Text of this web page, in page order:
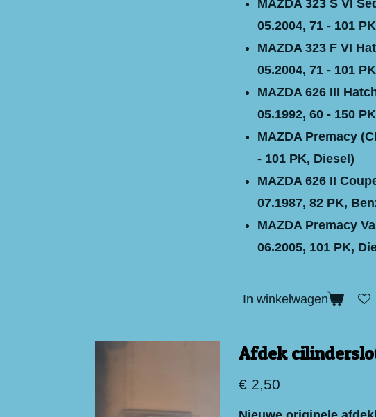
MAZDA 323 S VI
05.2004, 71 - 101
MAZDA 323 F VI
05.2004, 71 - 101
MAZDA 626 III
05.1992, 60 - 150
MAZDA Premacy
- 101 PK, Diesel)
MAZDA 626 II
07.1987, 82 PK,
MAZDA Premacy
06.2005, 101 PK,
In winkelwagen
Afdek
€ 2,50